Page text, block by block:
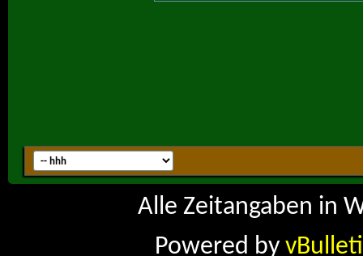
Alle Zeitangaben in
Powered by